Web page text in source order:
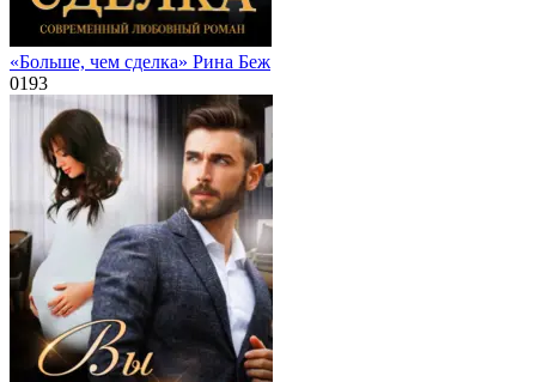
«Больше, чем сделка» Рина Беж
0193